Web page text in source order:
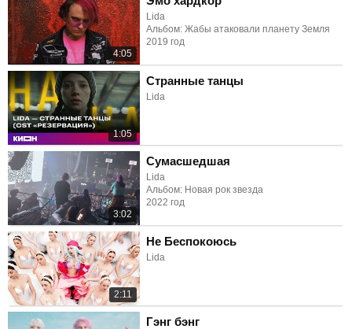
4:05
Lida
Альбом: Жабы атаковали планету Земля
2019 год
1:05
Странные танцы
Lida
3:02
Сумасшедшая
Lida
Альбом: Новая рок звезда
2022 год
2:11
Не Беспокоюсь
Lida
Гэнг бэнг